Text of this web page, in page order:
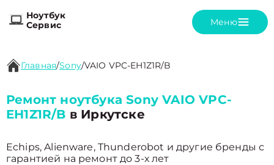
Ноутбук
Сервис
Меню
Главная/Sony/VAIO VPC-EH1Z1R/B
Ремонт ноутбука Sony VAIO VPC-
EH1Z1R/B в Иркутске
Echips, Alienware, Thunderobot и другие бренды с
гарантией на ремонт до 3-х лет